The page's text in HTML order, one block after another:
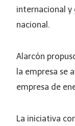
internacional y
nacional.
Alarcón
la empresa se
empresa de
La iniciativa